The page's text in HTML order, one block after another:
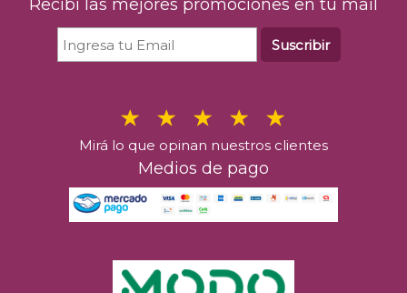
Recibí las mejores promociones en tu mail
Suscribir
Mirá lo que opinan nuestros clientes
Medios de pago